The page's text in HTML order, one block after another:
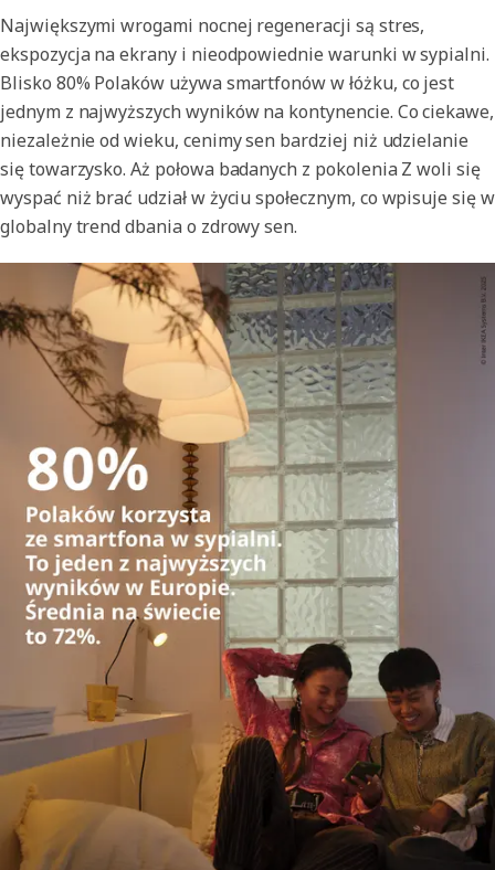
Największymi wrogami nocnej regeneracji są stres,
ekspozycja na ekrany i nieodpowiednie warunki w sypialni.
Blisko 80% Polaków używa smartfonów w łóżku, co jest
jednym z najwyższych wyników na kontynencie. Co ciekawe,
niezależnie od wieku, cenimy sen bardziej niż udzielanie
się towarzysko. Aż połowa badanych z pokolenia Z woli się
wyspać niż brać udział w życiu społecznym, co wpisuje się w
globalny trend dbania o zdrowy sen.